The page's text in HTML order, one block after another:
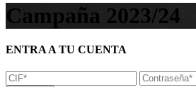
Campaña 2023/24
ENTRA A TU CUENTA